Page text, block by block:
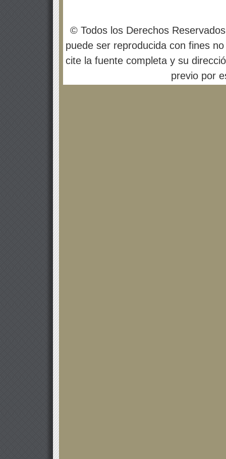
© Todos los Derechos
puede ser reproducida con fines
cite la fuente completa y su
previo por